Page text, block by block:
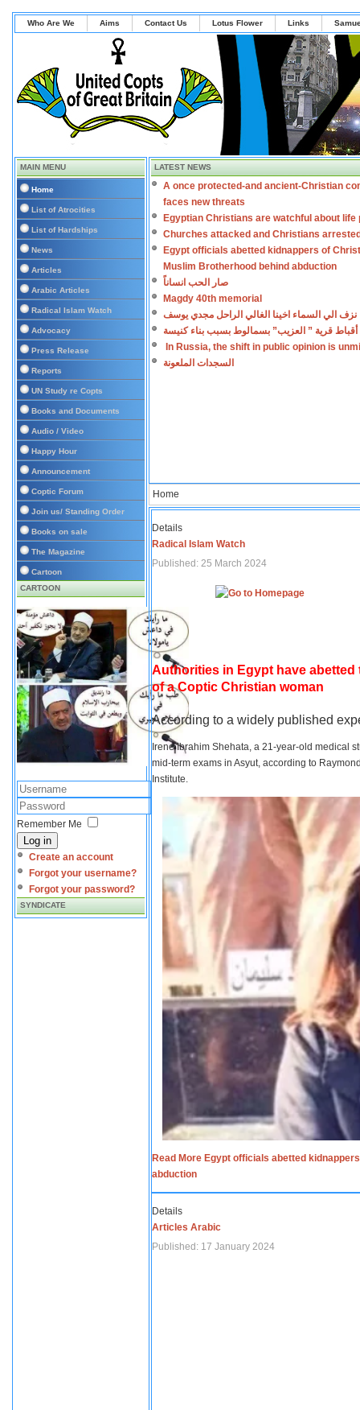
Who Are We Aims Contact Us Lotus Flower Links
MAIN MENU
Home
List of Atrocities
List of Hardships
News
Articles
Arabic Articles
Radical Islam Watch
Advocacy
Press Release
Reports
UN Study re Copts
Books and Documents
Audio / Video
Happy Hour
Announcement
Coptic Forum
Join us/ Standing Order
Books on sale
The Magazine
Cartoon
CARTOON
Remember Me
Log in
Create an account
Forgot your username?
Forgot your password?
SYNDICATE
LATEST NEWS
A once protected-and ancient-Christian
faces new threats
Egyptian Christians are watchful about life
Churches attacked and Christians
Egypt officials abetted kidnappers of
Muslim Brotherhood behind abduction
صار الحب انساناً
Magdy 40th memorial
نزف الي السماء اخينا الغالي الراحل مجدي يوسف
أقباط قرية ” العزيب” بسمالوط بسبب بناء كنيسة
In Russia, the shift in public opinion is
السجدات الملعونة
Home
Details
Radical Islam Watch
Published: 25 March 2024
Authorities in Egypt have
of a Coptic Christian woman
According to a widely published
Irene Ibrahim Shehata, a 21-year-old medical
mid-term exams in Asyut, according to
Institute.
Read More Egypt officials abetted
abduction
Details
Articles Arabic
Published: 17 January 2024